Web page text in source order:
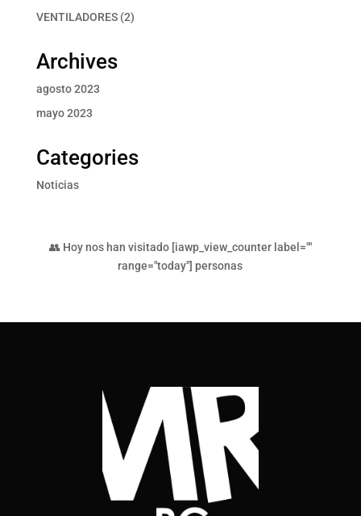
productos
VENTILADORES 22
Archives
agosto 2023
mayo 2023
Categories
Noticias
👥 Hoy nos han visitado [iawp_view_counter label=""
range="today"] personas